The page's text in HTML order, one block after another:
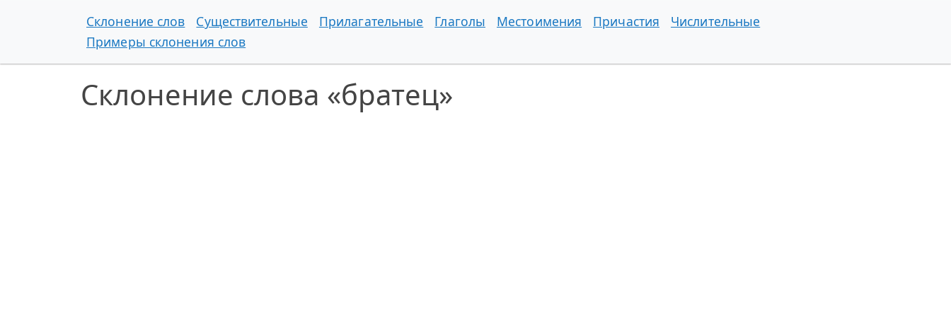
Склонение слов Существительные Прилагательные Глаголы Местоимения Причастия
Числительные
Примеры склонения слов
Склонение слова «братец»